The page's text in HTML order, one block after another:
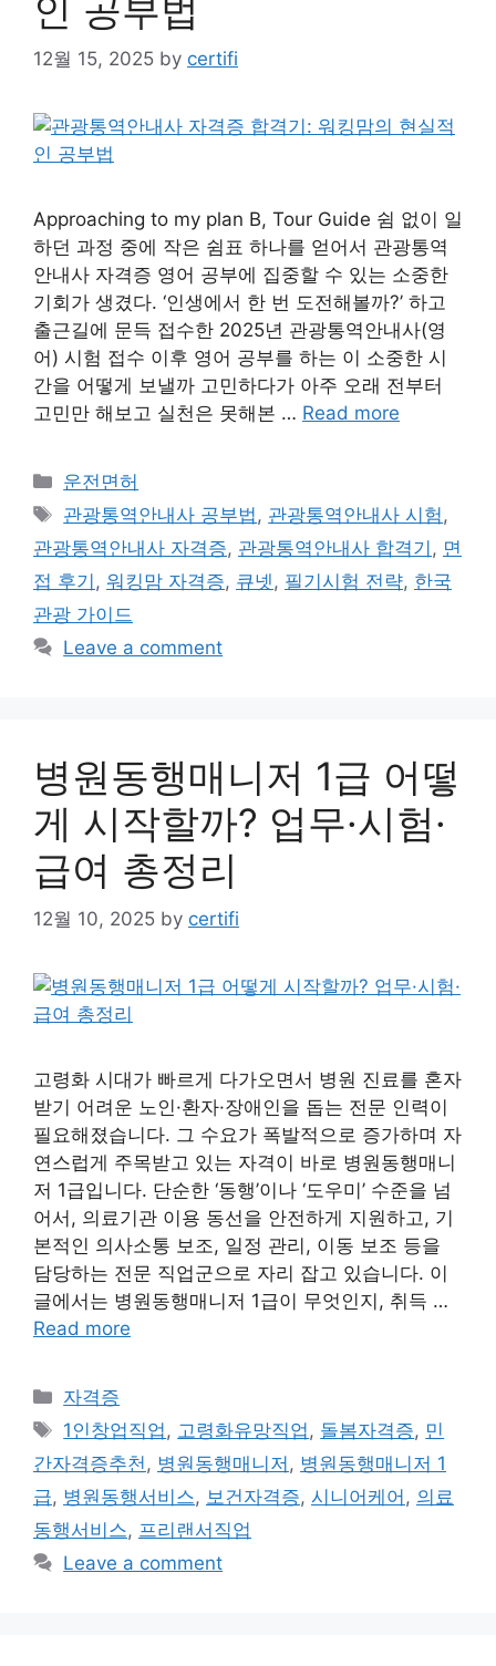
인 공부법
12월 15, 2025 by certifi
Approaching to my plan B, Tour Guide 쉼 없이 일
하던 과정 중에 작은 쉼표 하나를 얻어서 관광통역
안내사 자격증 영어 공부에 집중할 수 있는 소중한
기회가 생겼다. ‘인생에서 한 번 도전해볼까?’ 하고
출근길에 문득 접수한 2025년 관광통역안내사(영
어) 시험 접수 이후 영어 공부를 하는 이 소중한 시
간을 어떻게 보낼까 고민하다가 아주 오래 전부터
고민만 해보고 실천은 못해본 … Read more
Categories
운전면허
Tags
관광통역안내사 공부법, 관광통역안내사 시험,
관광통역안내사 자격증, 관광통역안내사 합격기 , 면
접 후기 , 워킹맘 자격증, 큐넷, 필기시험 전략, 한국
관광 가이드
Leave a comment
병원동행매니저 1급 어떻
게 시작할까? 업무·시험·
급여 총정리
12월 10, 2025 by certifi
고령화 시대가 빠르게 다가오면서 병원 진료를 혼자
받기 어려운 노인·환자·장애인을 돕는 전문 인력이
필요해졌습니다. 그 수요가 폭발적으로 증가하며 자
연스럽게 주목받고 있는 자격이 바로 병원동행매니
저 1급입니다. 단순한 ‘동행’이나 ‘도우미’ 수준을 넘
어서, 의료기관 이용 동선을 안전하게 지원하고, 기
본적인 의사소통 보조, 일정 관리, 이동 보조 등을
담당하는 전문 직업군으로 자리 잡고 있습니다. 이
글에서는 병원동행매니저 1급이 무엇인지, 취득 …
Read more
Categories
자격증
Tags
1인창업직업 , 고령화유망직업 , 돌봄자격증, 민
간자격증추천 , 병원동행매니저 , 병원동행매니저 1
급, 병원동행서비스, 보건자격증, 시니어케어 , 의료
동행서비스, 프리랜서직업
Leave a comment